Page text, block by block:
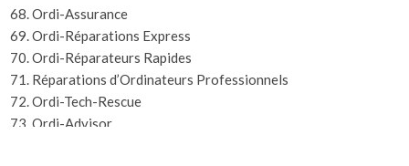
Ordi-Assurance
Ordi-Réparations Express
Ordi-Réparateurs Rapides
Réparations d’Ordinateurs Professionnels
Ordi-Tech-Rescue
Ordi-Advisor